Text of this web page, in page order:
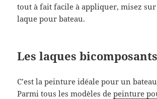
tout à fait facile à appliquer, misez sur
laque pour bateau.
Les laques bicomposants
C’est la peinture idéale pour un
Parmi tous les modèles depeinture